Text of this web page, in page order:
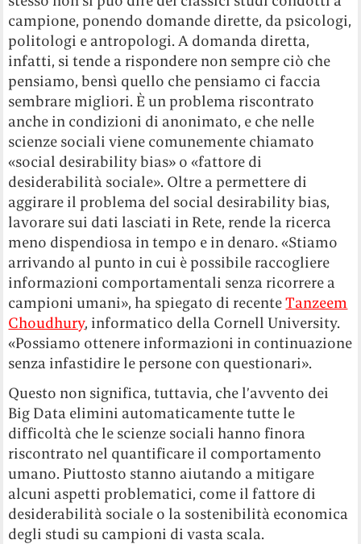
campione, ponendo domande dirette, da psicologi,
politologi e antropologi. A domanda diretta,
infatti, si tende a rispondere non sempre ciò che
pensiamo, bensì quello che pensiamo ci faccia
sembrare migliori. È un problema riscontrato
anche in condizioni di anonimato, e che nelle
scienze sociali viene comunemente chiamato
«social desirability bias» o «fattore di
desiderabilità sociale». Oltre a permettere di
aggirare il problema del social desirability bias,
lavorare sui dati lasciati in Rete, rende la ricerca
meno dispendiosa in tempo e in denaro. «Stiamo
arrivando al punto in cui è possibile raccogliere
informazioni comportamentali senza ricorrere a
campioni umani», ha spiegato di recenteTanzeem
Choudhury, informatico della Cornell University.
«Possiamo ottenere informazioni in continuazione
senza infastidire le persone con questionari».
Questo non significa, tuttavia, che l’avvento dei
Big Data elimini automaticamente tutte le
difficoltà che le scienze sociali hanno finora
riscontrato nel quantificare il comportamento
umano. Piuttosto stanno aiutando a mitigare
alcuni aspetti problematici, come il fattore di
desiderabilità sociale o la sostenibilità economica
degli studi su campioni di vasta scala.